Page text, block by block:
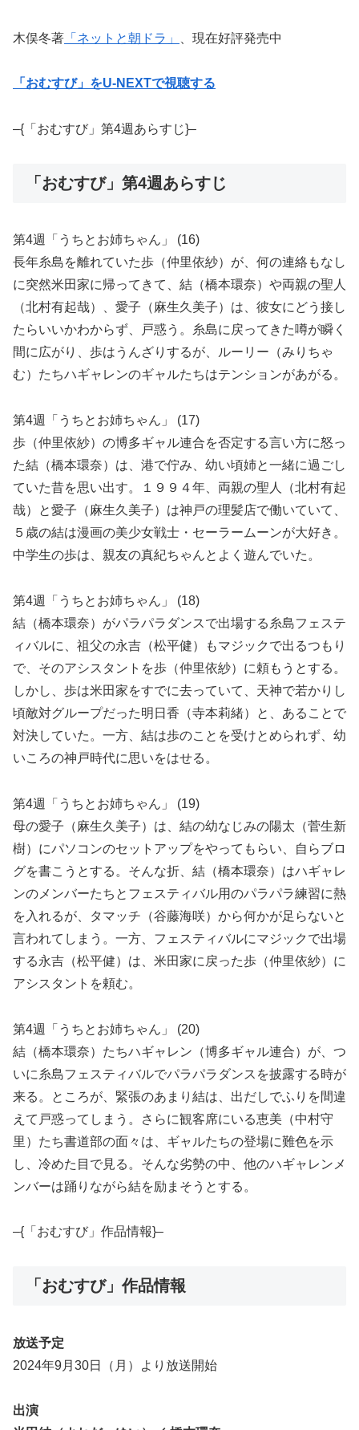
木俣冬著 「ネットと朝ドラ」 、現在好評発売中
「おむすび」をU-NEXTで視聴する
–{「おむすび」第4週あらすじ}–
「おむすび」第4週あらすじ
第4週「うちとお姉ちゃん」 (16)
長年糸島を離れていた歩（仲里依紗）が、何の連絡もなし
に突然米田家に帰ってきて、結（橋本環奈）や両親の聖人
（北村有起哉）、愛子（麻生久美子）は、彼女にどう接し
たらいいかわからず、戸惑う。糸島に戻ってきた噂が瞬く
間に広がり、歩はうんざりするが、ルーリー（みりちゃ
む）たちハギャレンのギャルたちはテンションがあがる。
第4週「うちとお姉ちゃん」 (17)
歩（仲里依紗）の博多ギャル連合を否定する言い方に怒っ
た結（橋本環奈）は、港で佇み、幼い頃姉と一緒に過ごし
ていた昔を思い出す。１９９４年、両親の聖人（北村有起
哉）と愛子（麻生久美子）は神戸の理髪店で働いていて、
５歳の結は漫画の美少女戦士・セーラームーンが大好き。
中学生の歩は、親友の真紀ちゃんとよく遊んでいた。
第4週「うちとお姉ちゃん」 (18)
結（橋本環奈）がパラパラダンスで出場する糸島フェステ
ィバルに、祖父の永吉（松平健）もマジックで出るつもり
で、そのアシスタントを歩（仲里依紗）に頼もうとする。
しかし、歩は米田家をすでに去っていて、天神で若かりし
頃敵対グループだった明日香（寺本莉緒）と、あることで
対決していた。一方、結は歩のことを受けとめられず、幼
いころの神戸時代に思いをはせる。
第4週「うちとお姉ちゃん」 (19)
母の愛子（麻生久美子）は、結の幼なじみの陽太（菅生新
樹）にパソコンのセットアップをやってもらい、自らブロ
グを書こうとする。そんな折、結（橋本環奈）はハギャレ
ンのメンバーたちとフェスティバル用のパラパラ練習に熱
を入れるが、タマッチ（谷藤海咲）から何かが足らないと
言われてしまう。一方、フェスティバルにマジックで出場
する永吉（松平健）は、米田家に戻った歩（仲里依紗）に
アシスタントを頼む。
第4週「うちとお姉ちゃん」 (20)
結（橋本環奈）たちハギャレン（博多ギャル連合）が、つ
いに糸島フェスティバルでパラパラダンスを披露する時が
来る。ところが、緊張のあまり結は、出だしでふりを間違
えて戸惑ってしまう。さらに観客席にいる恵美（中村守
里）たち書道部の面々は、ギャルたちの登場に難色を示
し、冷めた目で見る。そんな劣勢の中、他のハギャレンメ
ンバーは踊りながら結を励まそうとする。
–{「おむすび」作品情報}–
「おむすび」作品情報
放送予定
2024年9月30日（月）より放送開始
出演